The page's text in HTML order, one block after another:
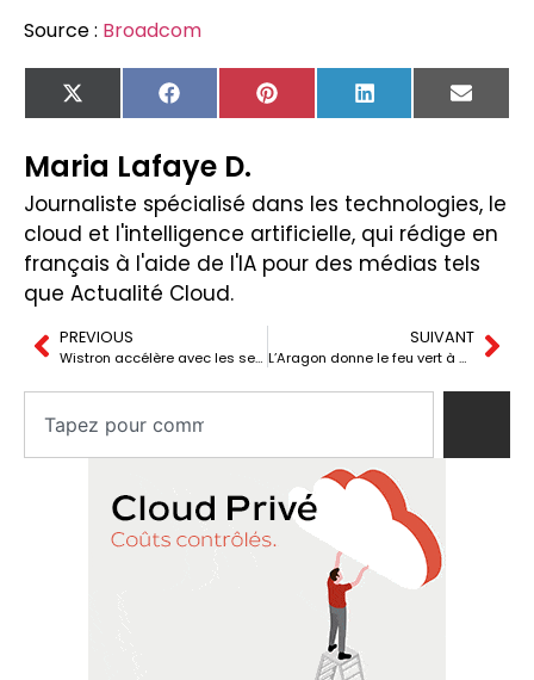
Source : Broadcom
X
(Twitter)
FacebookPinterest LinkedIn Email
Maria Lafaye D.
Journaliste spécialisé dans les technologies, le
cloud et l'intelligence artificielle, qui rédige en
français à l'aide de l'IA pour des médias tels
que Actualité Cloud.
PREVIOUS
Wistron accélère avec les serveurs d’IA et renforce son engagement envers les réseaux avancés
SUIVANT
L’Aragon donne le feu vert à de nouveaux centres de données AWS à Huesca et Saragosse